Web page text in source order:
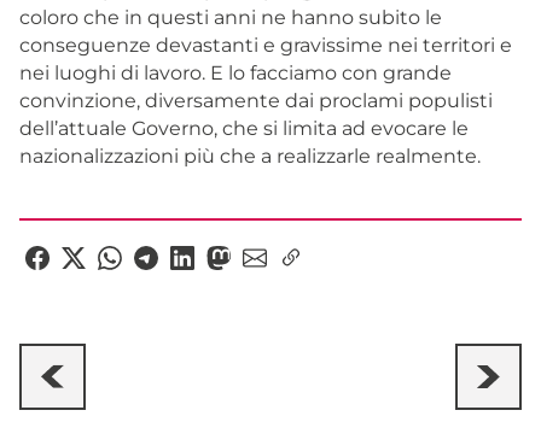
coloro che in questi anni ne hanno subito le
conseguenze devastanti e gravissime nei territori e
nei luoghi di lavoro. E lo facciamo con grande
convinzione, diversamente dai proclami populisti
dell’attuale Governo, che si limita ad evocare le
nazionalizzazioni più che a realizzarle realmente.